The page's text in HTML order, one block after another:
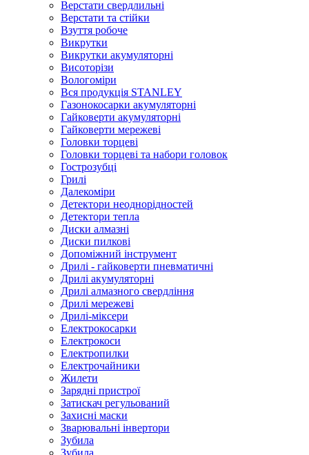
Верстати свердлильні
Верстати та стійки
Взуття робоче
Викрутки
Викрутки акумуляторні
Висоторізи
Вологоміри
Вся продукція STANLEY
Газонокосарки акумуляторні
Гайковерти акумуляторні
Гайковерти мережеві
Головки торцеві
Головки торцеві та набори головок
Гострозубці
Грилі
Далекоміри
Детектори неоднорідностей
Детектори тепла
Диски алмазні
Диски пилкові
Допоміжний інструмент
Дрилі - гайковерти пневматичні
Дрилі акумуляторні
Дрилі алмазного свердління
Дрилі мережеві
Дрилі-міксери
Електрокосарки
Електрокоси
Електропилки
Електрочайники
Жилети
Зарядні пристрої
Затискач регульований
Захисні маски
Зварювальні інвертори
Зубила
Зубила